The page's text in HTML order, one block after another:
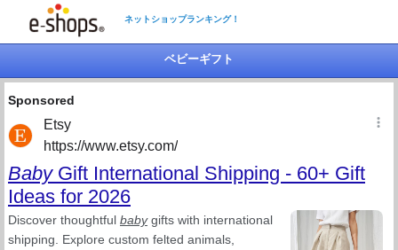
ネットショップランキング！
ベビーギフト